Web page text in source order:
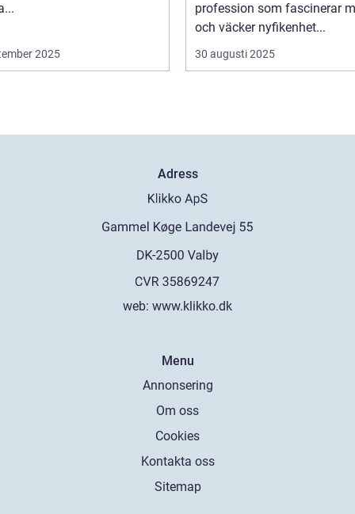
2025
profession som fascinerar
och väcker nyfikenhet...
30 augusti 2025
Adress
web: www.klikko.dk
Menu
Annonsering
Om oss
Cookies
Kontakta oss
Sitemap